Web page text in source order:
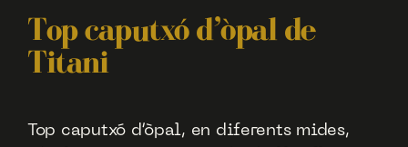
Top caputxó d’òpal de
Titani
Top caputxó d’òpal, en diferents mides,